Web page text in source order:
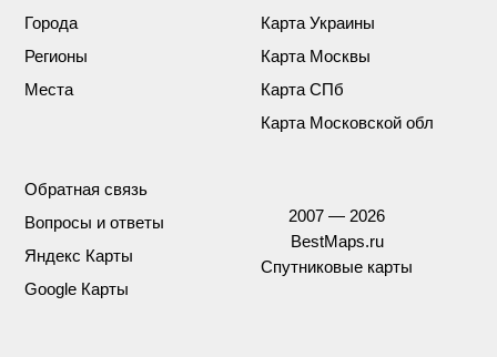
Города
Регионы
Места
Карта Украины
Карта Москвы
Карта СПб
Карта Московской обл
Обратная связь
Вопросы и ответы
Яндекс Карты
Google Карты
2007 — 2026
BestMaps.ru
Спутниковые карты